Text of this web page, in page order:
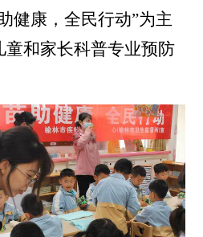
健康，全民行动”为主
童和家长科普专业预防